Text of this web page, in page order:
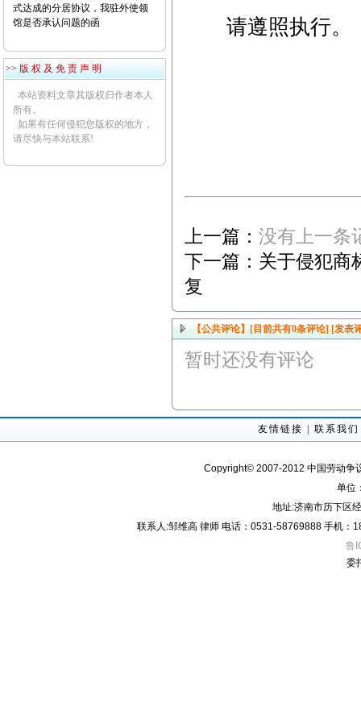
式达成的分居协议，我驻外使领
馆是否承认问题的函
>> 版 权 及 免 责 声 明
本站资料文章其版权归作者本人
所有。
如果有任何侵犯您版权的地方，
请尽快与本站联系!
请遵照执行。
上一篇： 没有上一条
下一篇： 关于侵犯商
复
【公共评论】[目前共有0条评论] [发表
暂时还没有评论
友情链接 联系我们
Copyright© 2007-2012 中国劳动争
单位
地址:济南市历下区
联系人:邹维高 律师 电话：0531-58769888 手机
鲁
委